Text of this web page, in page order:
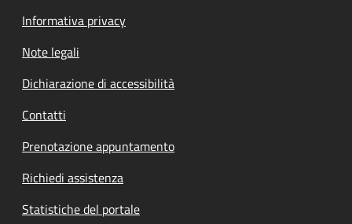
Informativa privacy
Note legali
Dichiarazione di accessibilità
Contatti
Prenotazione appuntamento
Richiedi assistenza
Statistiche del portale